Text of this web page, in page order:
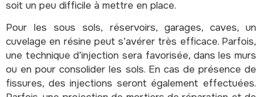
soit un peu difficile à mettre en place.
Pour les sous sols, réservoirs, garages, caves, un
cuvelage en résine peut s’avérer très efficace. Parfois,
une technique d’injection sera favorisée, dans les murs
ou en pour consolider les sols. En cas de présence de
fissures, des injections seront également effectuées.